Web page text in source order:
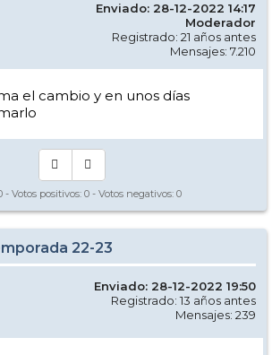
Enviado: 28-12-2022 14:17
Moderador
Registrado: 21 años antes
Mensajes: 7.210
el cambio y en unos días
- Votos positivos: 0 - Votos negativos: 0
22-23
Enviado: 28-12-2022 19:50
Registrado: 13 años antes
Mensajes: 239